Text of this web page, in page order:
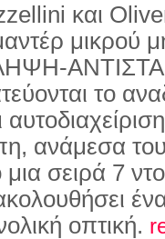
και
μικρού
-
το
ανάμεσα
σειρά 7
οπτική.